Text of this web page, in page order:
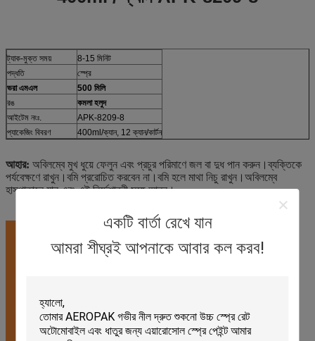
একটি বার্তা রেখে যান
আমরা শীঘ্রই আপনাকে আবার কল করব!
ট্যাক-মুক্ত সময়
8-15 মিনিট
পদ্ধতি
স্প্রে
ভরা এমএল
500 মিলি
রঙ
কমলা হলুদ
আইটেম নংঃ.
APK-8209-8
প্যাকেজিং বিবরণ
400ml/ক্যান, 12 ক্যান/কার্টন
আহার: অবিলম্বে মুখ ধুয়ে ফেলুন এবং প্রচুর পরিমাণে জল বা দুধ পান করুন।ব্যক্তিকে
পর্যবেক্ষণে রাখুন।বমি প্ররোচিত করবেন না।বমি হলে মাথা নিচু রাখুন।অবিলম্বে
হাসপাতালে যান এবং এই নির্দেশাবলী সঙ্গে আনুন।